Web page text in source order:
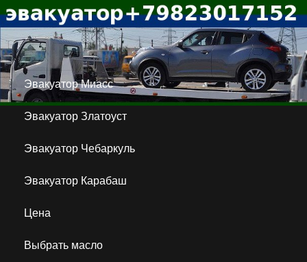
Эвакуатор Миасс
Эвакуатор Златоуст
Эвакуатор Чебаркуль
Эвакуатор Карабаш
Цена
Выбрать масло